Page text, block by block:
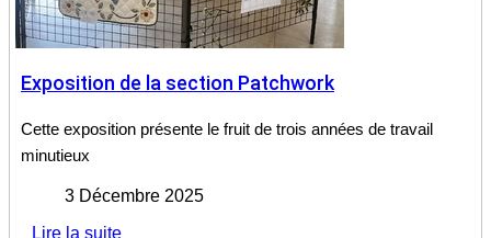
Exposition de la section Patchwork
Cette exposition présente le fruit de trois années de travail
minutieux
3 Décembre 2025
Lire la suite